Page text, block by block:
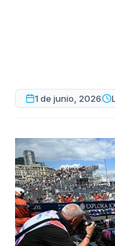
1 de junio, 2026